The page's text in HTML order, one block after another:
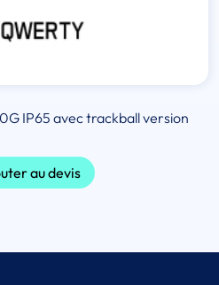
IP65 avec trackball version
au devis